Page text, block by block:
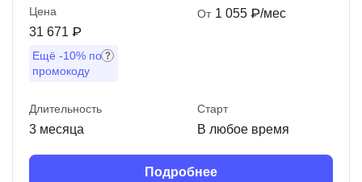
Цена
31 671 ₽
Ещё -10% по
промокоду
От 1 055 ₽/мес
Длительность
3 месяца
Старт
В любое время
Подробнее